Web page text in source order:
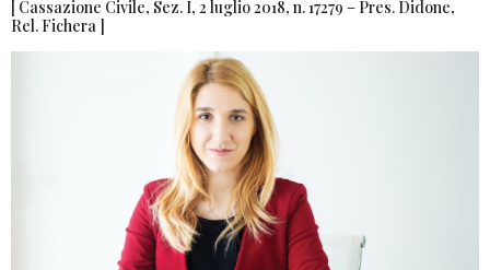
[ Cassazione Civile, Sez. I, 2 luglio 2018, n. 17279 – Pres. Didone,
Rel. Fichera ]